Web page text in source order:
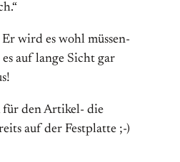
Er wird es wohl müssen-
auf lange Sicht gar
für den Artikel- die
auf der Festplatte ;-)